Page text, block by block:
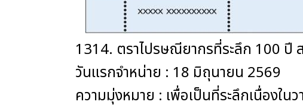
1314. ตราไปรษณียากรที่ระลึก 100 ปี
วันแรกจำหน่าย : 18 มิถุนายน 2569
ความมุ่งหมาย : เพื่อเป็นที่ระลึกเนื่องใ